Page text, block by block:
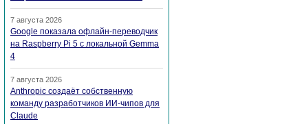
7 августа 2026
Google показала офлайн-переводчик
на Raspberry Pi 5 с локальной Gemma
4
7 августа 2026
Anthropic создаёт собственную
команду разработчиков ИИ-чипов для
Claude